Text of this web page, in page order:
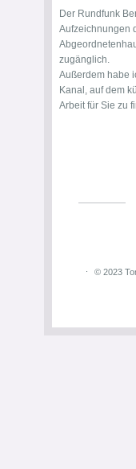
Der Rundfunk
Aufzeichnungen
zugänglich.
Außerdem habe
Kanal , auf dem
Arbeit für Sie zu
© 2023